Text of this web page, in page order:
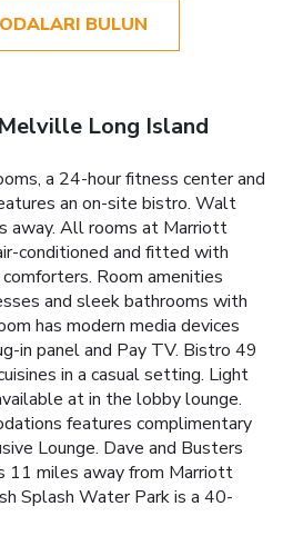
BULUN
Long Island
a 24-hour fitness center and
an on-site bistro. Walt
away. All rooms at Marriott
conditioned and fitted with
Room amenities
and sleek bathrooms with
has modern media devices
in panel and Pay TV. Bistro 49
in a casual setting. Light
at in the lobby lounge.
features complimentary
Lounge. Dave and Busters
11 miles away from Marriott
Splash Water Park is a 40-